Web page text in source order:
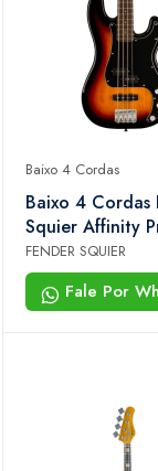
Baixo 4 Cordas
Baixo 4 Cordas
Squier Affinity
Bass pj Sunburst
FENDER SQUIER
Fale Por